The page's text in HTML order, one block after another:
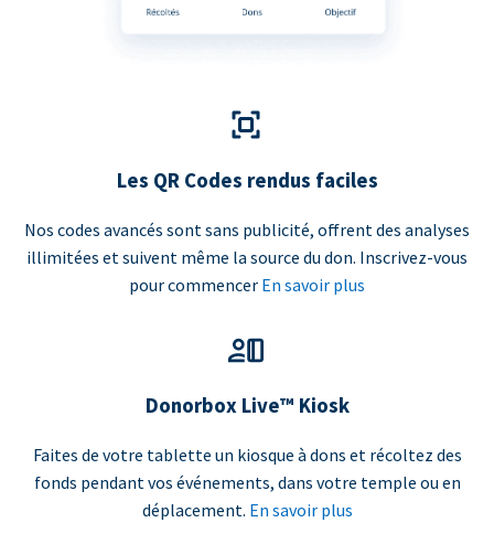
Les QR Codes rendus faciles
Nos codes avancés sont sans publicité, offrent des analyses
illimitées et suivent même la source du don. Inscrivez-vous
pour commencer En savoir plus
Donorbox Live™ Kiosk
Faites de votre tablette un kiosque à dons et récoltez des
fonds pendant vos événements, dans votre temple ou en
déplacement. En savoir plus